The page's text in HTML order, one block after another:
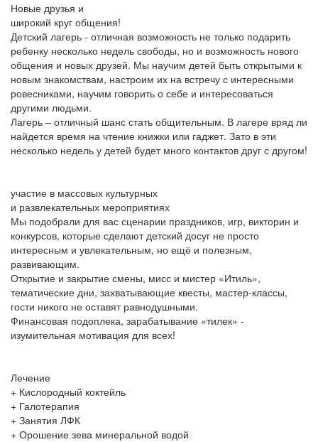
Новые друзья и
широкий круг общения!
Детский лагерь - отличная возможность не только подарить
ребенку несколько недель свободы, но и возможность нового
общения и новых друзей. Мы научим детей быть открытыми к
новым знакомствам, настроим их на встречу с интересными
ровесниками, научим говорить о себе и интересоваться
другими людьми.
Лагерь – отличный шанс стать общительным. В лагере вряд ли
найдется время на чтение книжки или гаджет. Зато в эти
несколько недель у детей будет много контактов друг с другом!
участие в массовых культурных
и развлекательных мероприятиях
Мы подобрали для вас сценарии праздников, игр, викторин и
конкурсов, которые сделают детский досуг не просто
интересным и увлекательным, но ещё и полезным,
развивающим.
Открытие и закрытие смены, мисс и мистер «Итиль»,
тематические дни, захватывающие квесты, мастер-классы,
гости никого не оставят равнодушными.
Финансовая подоплека, зарабатывание «тилек» -
изумительная мотивация для всех!
Лечение
+ Кислородный коктейль
+ Галотерапия
+ Занятия ЛФК
+ Орошение зева минеральной водой